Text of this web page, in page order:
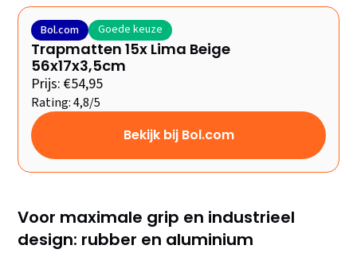
Bol.com Goede keuze
Trapmatten 15x Lima Beige
56x17x3,5cm
Prijs: €54,95
Rating: 4,8/5
Bekijk bij Bol.com
Voor maximale grip en industrieel
design: rubber en aluminium